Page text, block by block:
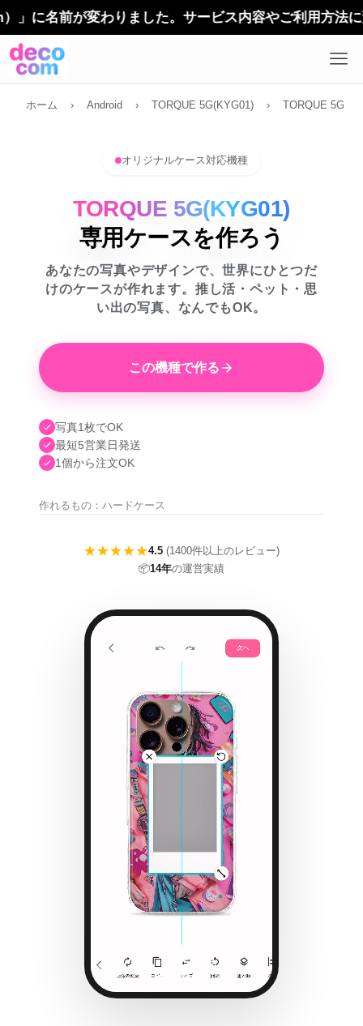
前が変わりました。サービス内容やご利用方法に変更は
ホーム › Android › TORQUE 5G(KYG01) › TORQUE
オリジナルケース対応機種
TORQUE 5G(KYG01)
専用ケースを作ろう
あなたの写真やデザインで、世界にひとつだ
けのケースが作れます。推し活・ペット・思
い出の写真、なんでもOK。
この機種で作る
写真1枚でOK
最短5営業日発送
1個から注文OK
作れるもの：ハードケース
★★★★★4.5 (1400件以上のレビュー)
📦14年の運営実績